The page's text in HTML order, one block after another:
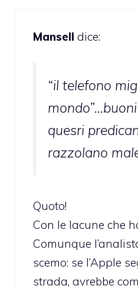
Mansell dice:
“il telefono
quesri
razzolano
Quoto!
Con le lacune che
Comunque
scemo: se l’Apple
strada, avrebbe